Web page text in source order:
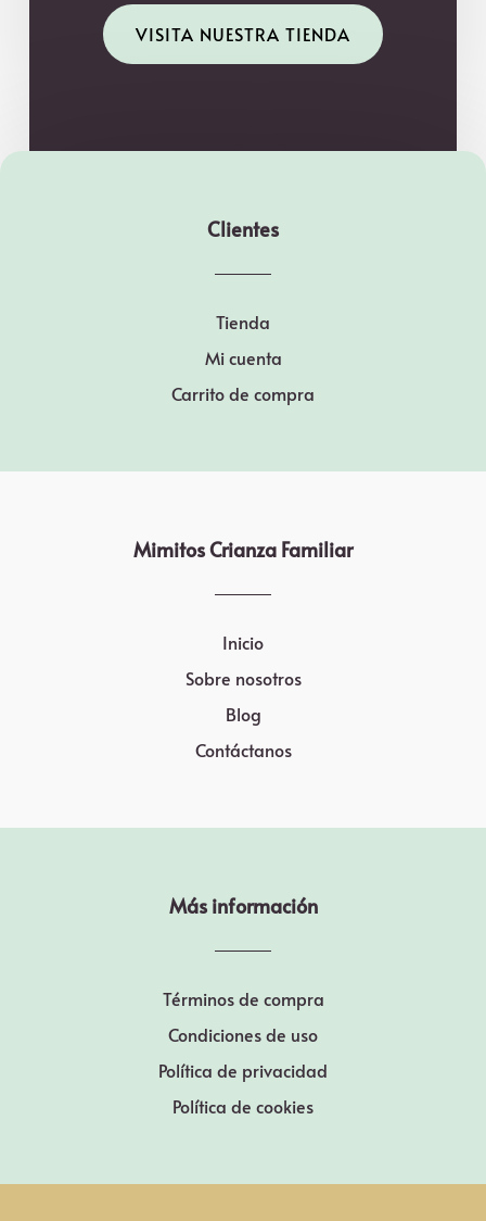
VISITA NUESTRA TIENDA
Clientes
Tienda
Mi cuenta
Carrito de compra
Mimitos Crianza Familiar
Inicio
Sobre nosotros
Blog
Contáctanos
Más información
Términos de compra
Condiciones de uso
Política de privacidad
Política de cookies